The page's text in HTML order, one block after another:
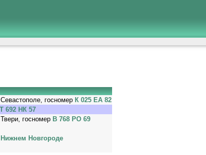
госномер К 025 ЕА 82
Т 692 НК 57
госномер В 768 РО 69
Нижнем Новгороде